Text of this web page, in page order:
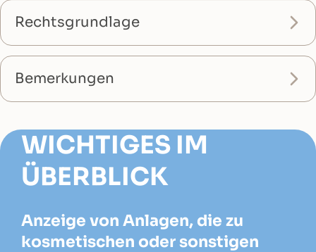
Rechtsgrundlage
Bemerkungen
WICHTIGES IM
ÜBERBLICK
Anzeige von Anlagen, die zu
kosmetischen oder sonstigen